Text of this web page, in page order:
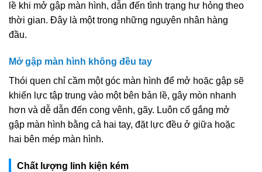
lề khi mở gập màn hình, dẫn đến tình trạng hư hỏng theo
thời gian. Đây là một trong những nguyên nhân hàng
đầu.
Mở gập màn hình không đều tay
Thói quen chỉ cầm một góc màn hình để mở hoặc gập sẽ
khiến lực tập trung vào một bên bản lề, gây mòn nhanh
hơn và dễ dẫn đến cong vênh, gãy. Luôn cố gắng mở
gập màn hình bằng cả hai tay, đặt lực đều ở giữa hoặc
hai bên mép màn hình.
Chất lượng linh kiện kém